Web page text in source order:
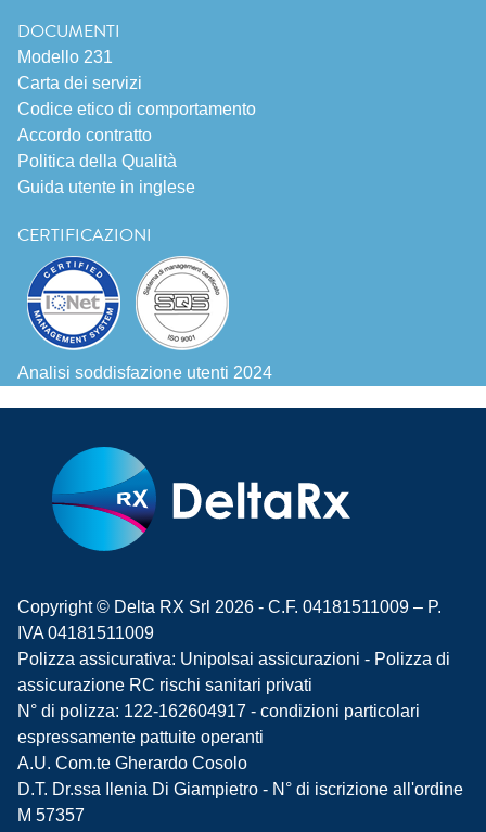
DOCUMENTI
Modello 231
Carta dei servizi
Codice etico di comportamento
Accordo contratto
Politica della Qualità
Guida utente in inglese
CERTIFICAZIONI
Analisi soddisfazione utenti 2024
Copyright © Delta RX Srl 2026 - C.F. 04181511009 – P.
IVA 04181511009
Polizza assicurativa: Unipolsai assicurazioni - Polizza di
assicurazione RC rischi sanitari privati
N° di polizza: 122-162604917 - condizioni particolari
espressamente pattuite operanti
A.U. Com.te Gherardo Cosolo
D.T. Dr.ssa Ilenia Di Giampietro - N° di iscrizione all'ordine
M 57357